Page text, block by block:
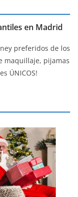
en Madrid
preferidos de los
maquillaje, pijamas
ÚNICOS!